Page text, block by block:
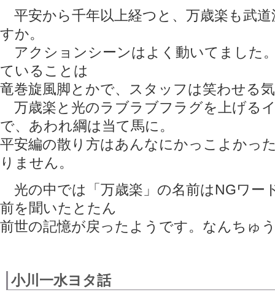
平安から千年以上経つと、万歳楽も武
すか。
アクションシーンはよく動いてました
ていることは
竜巻旋風脚とかで、スタッフは笑わせる
万歳楽と光のラブラブフラグを上げる
で、あわれ綱は当て馬に。
平安編の散り方はあんなにかっこよかっ
りません。
光の中では「万歳楽」の名前はNGワー
前を聞いたとたん
前世の記憶が戻ったようです。なんちゅ
小川一水ヨタ話